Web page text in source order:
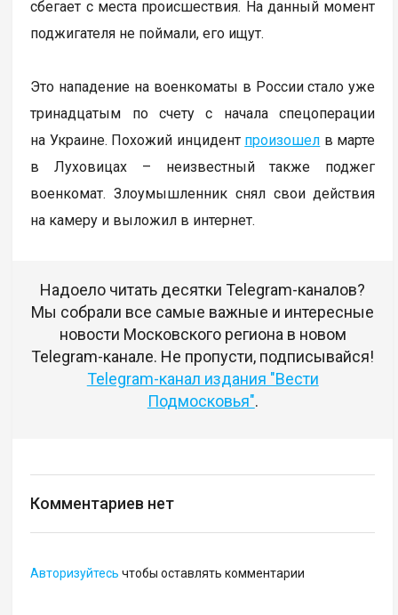
сбегает с места происшествия. На данный момент
поджигателя не поймали, его ищут.
Это нападение на военкоматы в России стало уже
тринадцатым по счету с начала спецоперации
на Украине. Похожий инцидент произошел в марте
в Луховицах – неизвестный также поджег
военкомат. Злоумышленник снял свои действия
на камеру и выложил в интернет.
Надоело читать десятки Telegram-каналов?
Мы собрали все самые важные и интересные
новости Московского региона в новом
Telegram-канале. Не пропусти, подписывайся!
Telegram-канал издания "Вести
Подмосковья".
Комментариев нет
Авторизуйтесь чтобы оставлять комментарии